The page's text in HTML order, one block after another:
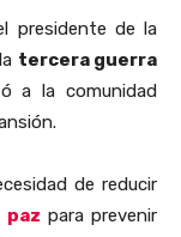
presidente de la
tercera guerra
a la comunidad
de reducir
paz para prevenir